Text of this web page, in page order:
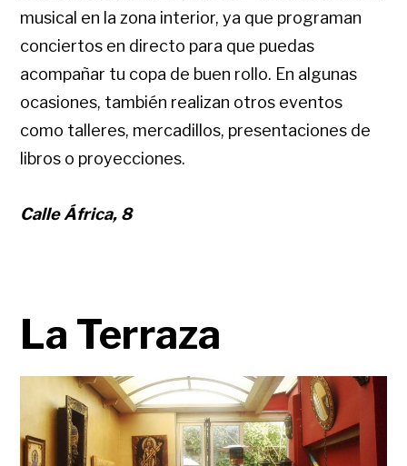
musical en la zona interior, ya que programan
conciertos en directo para que puedas
acompañar tu copa de buen rollo. En algunas
ocasiones, también realizan otros eventos
como talleres, mercadillos, presentaciones de
libros o proyecciones.
Calle África, 8
La Terraza